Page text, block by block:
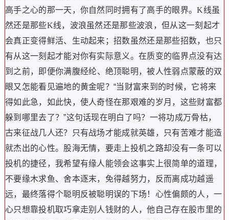
高手之心的那一天 ， 你自然同时拥有了高手的眼界。K线虽
然还是那些K线， 波浪虽然还是那些波浪 ，但从这一刻起才
会真正变得鲜活、 生动起来 ；招数虽然还是那些招数， 也只
有从这一刻起才能对你有实际意义。在质变的临界点没有达
到之前， 即便你满腹经纶、 绝顶聪明 ，被人性弱点蒙蔽的双
眼又怎能看见遍地的黄金呢？“当财富来到的时候， 它将来
得如此急， 如此快， 使人奇怪在那艰难的岁月 ， 这些财富都
躲到哪里去了？”这句话现在明白了吗？ 一将功成万骨枯，
古来征战几人还？ 只有战场才能成就英雄 ，
只有苦难才能造
就杰出的心性。 股海无情， 要走上投机之路却没有一条可以
投机的捷径 ， 我希望有缘人能领会这事实上很简单的道理，
不要缘木求鱼、舍本逐末， 免得越努力，
反而离成功越遥
远， 最终落得个聪明反被聪明误的下场 ！ 心性偏颇的人 ， 一
心只想靠投机取巧拿走别人钱财的人 ，他自己存在股市里的